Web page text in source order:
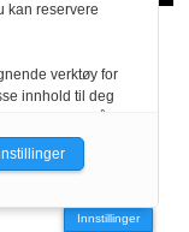
Innstillinger
kan reservere
verktøy for
innhold til deg
i
på tvers av